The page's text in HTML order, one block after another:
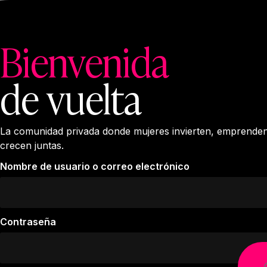
Bienvenida
de vuelta
La comunidad privada donde mujeres invierten,
crecen juntas.
Nombre de usuario o correo electrónico
Contraseña